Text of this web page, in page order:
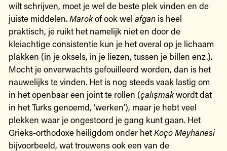
wilt schrijven, moet je wel de beste plek vinden en de
juiste middelen.Marokof ook wel afganis heel
praktisch, je ruikt het namelijk niet en door de
kleiachtige consistentie kun je het overal op je lichaam
plakken (in je oksels, in je liezen, tussen je billen enz.).
Mocht je onverwachts gefouilleerd worden, dan is het
nauwelijks te vinden. Het is nog steeds vaak lastig om
in het openbaar een joint te rollen (çalışmakwordt dat
in het Turks genoemd, ‘werken’), maar je hebt veel
plekken waar je ongestoord je gang kunt gaan. Het
Grieks-orthodoxe heiligdom onder hetKoço Meyhanesi
bijvoorbeeld, wat trouwens ook een van de